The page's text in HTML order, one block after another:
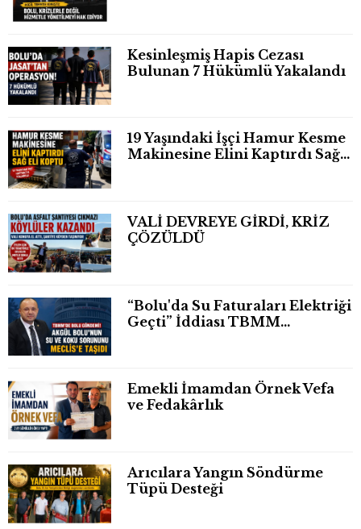
Kesinleşmiş Hapis Cezası
Bulunan 7 Hükümlü Yakalandı
19 Yaşındaki İşçi Hamur Kesme
Makinesine Elini Kaptırdı Sağ
VALİ DEVREYE GİRDİ, KRİZ
ÇÖZÜLDÜ
“Bolu'da Su Faturaları Elektriği
Geçti” İddiası TBMM
Emekli İmamdan Örnek Vefa
ve Fedakârlık
Arıcılara Yangın Söndürme
Tüpü Desteği